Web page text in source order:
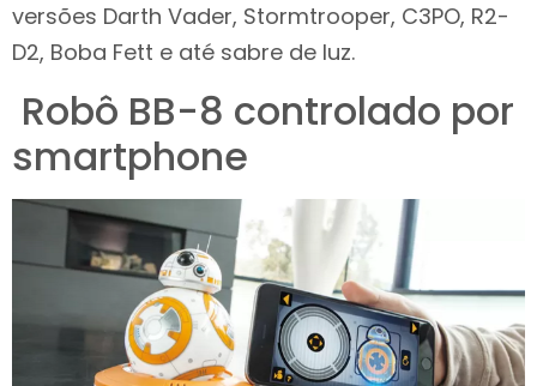
versões Darth Vader, Stormtrooper, C3PO, R2-
D2, Boba Fett e até sabre de luz.
Robô BB-8 controlado por
smartphone